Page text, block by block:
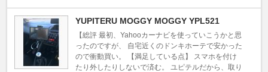
YUPITERU MOGGY MOGGY YPL521
【総評 最初、Yahooカーナビを使っていこうかと思
ったのですが、 自宅近くのドンキホーテで安かった
ので衝動買い。 【満足している点】 スマホを付け
たり外したりしないで済む。 ユピテルだから、取り